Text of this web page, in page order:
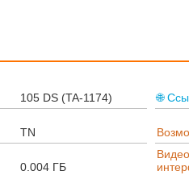
105 DS (TA-1174) 🌐
TN
0.004 ГБ